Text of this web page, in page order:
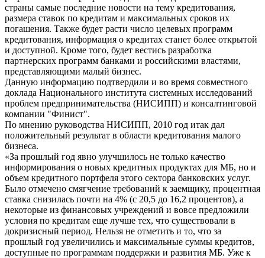
страны самые последние новости на тему кредитования,
размера ставок по кредитам и максимальных сроков их
погашения. Также будет расти число целевых программ
кредитования, информация о кредитах станет более открытой
и доступной. Кроме того, будет вестись разработка
партнерских программ банками и российскими властями,
представляющими малый бизнес.
Данную информацию подтвердили и во время совместного
доклада Национального института системных исследований
проблем предпринимательства (НИСИПП) и консалтинговой
компании "Финист".
По мнению руководства НИСИПП, 2010 год итак дал
положительный результат в области кредитования малого
бизнеса.
«За прошлый год явно улучшилось не только качество
информирования о новых кредитных продуктах для МБ, но и
объем кредитного портфеля этого сектора банковских услуг.
Было отмечено смягчение требований к заемщику, процентная
ставка снизилась почти на 4% (с 20,5 до 16,2 процентов), а
некоторые из финансовых учреждений и вовсе предложили
условия по кредитам еще лучше тех, что существовали в
докризисный период. Нельзя не отметить и то, что за
прошлый год увеличились и максимальные суммы кредитов,
доступные по программам поддержки и развития МБ. Уже к